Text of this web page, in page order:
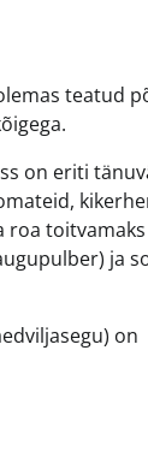
teatud
on eriti
roa
ja
on